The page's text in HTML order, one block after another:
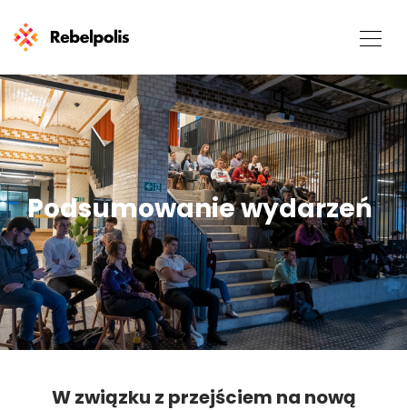
Podsumowanie wydarzeń
W związku z przejściem na nową